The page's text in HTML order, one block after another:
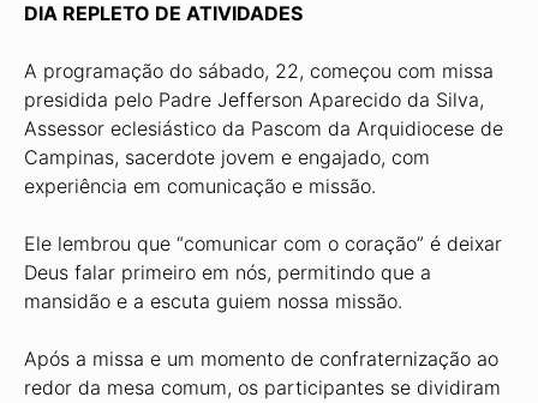
DIA REPLETO DE ATIVIDADES
A programação do sábado, 22, começou com missa
presidida pelo Padre Jefferson Aparecido da Silva,
Assessor eclesiástico da Pascom da Arquidiocese de
Campinas, sacerdote jovem e engajado, com
experiência em comunicação e missão.
Ele lembrou que “comunicar com o coração” é deixar
Deus falar primeiro em nós, permitindo que a
mansidão e a escuta guiem nossa missão.
Após a missa e um momento de confraternização ao
redor da mesa comum, os participantes se dividiram